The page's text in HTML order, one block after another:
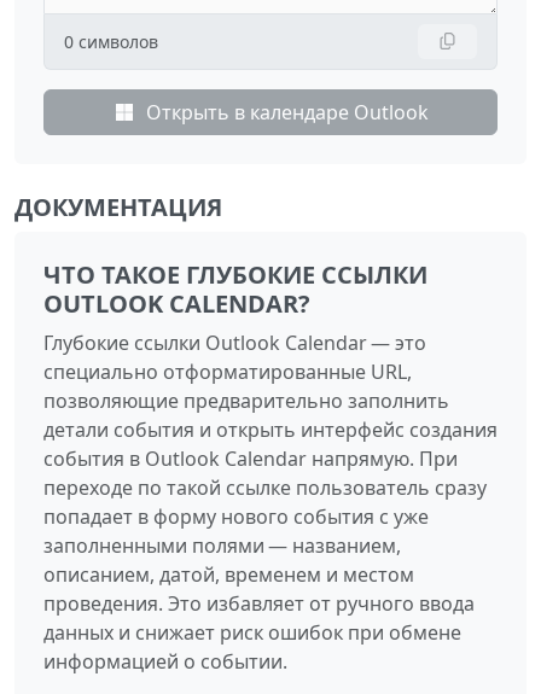
0 символов
Открыть в календаре Outlook
ДОКУМЕНТАЦИЯ
ЧТО ТАКОЕ ГЛУБОКИЕ ССЫЛКИ
OUTLOOK CALENDAR?
Глубокие ссылки Outlook Calendar — это
специально отформатированные URL,
позволяющие предварительно заполнить
детали события и открыть интерфейс создания
события в Outlook Calendar напрямую. При
переходе по такой ссылке пользователь сразу
попадает в форму нового события с уже
заполненными полями — названием,
описанием, датой, временем и местом
проведения. Это избавляет от ручного ввода
данных и снижает риск ошибок при обмене
информацией о событии.